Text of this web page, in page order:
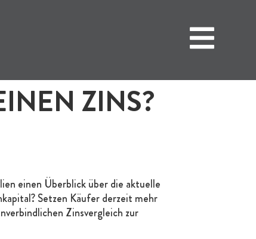
ZINS?
einen Überblick über die aktuelle
Setzen Käufer derzeit mehr
Zinsvergleich zur